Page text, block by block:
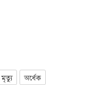
মৃত্যু অর্ধেক